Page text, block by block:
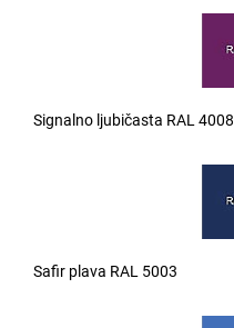
Signalno ljubičasta RAL 4008
Safir plava RAL 5003